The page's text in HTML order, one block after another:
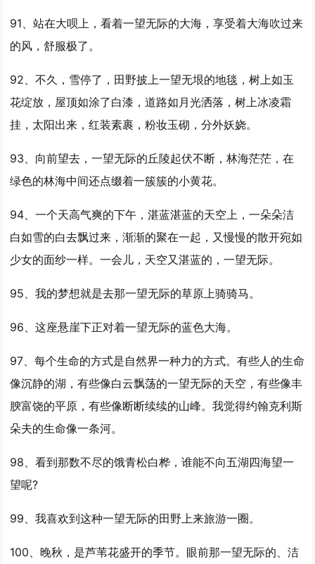
91、站在大呗上，看着一望无际的大海，享受着大海吹过来
的风，舒服极了。
92、不久，雪停了，田野披上一望无垠的地毯，树上如玉
花绽放，屋顶如涂了白漆，道路如月光洒落，树上冰凌霜
挂，太阳出来，红装素裹，粉妆玉砌，分外妖娆。
93、向前望去，一望无际的丘陵起伏不断，林海茫茫，在
绿色的林海中间还点缀着一簇簇的小黄花。
94、一个天高气爽的下午，湛蓝湛蓝的天空上，一朵朵洁
白如雪的白去飘过来，渐渐的聚在一起，又慢慢的散开宛如
少女的面纱一样。一会儿，天空又湛蓝的，一望无际。
95、我的梦想就是去那一望无际的草原上骑骑马。
96、这座悬崖下正对着一望无际的蓝色大海。
97、每个生命的方式是自然界一种力的方式。有些人的生命
像沉静的湖，有些像白云飘荡的一望无际的天空，有些像丰
腴富饶的平原，有些像断断续续的山峰。我觉得约翰克利斯
朵夫的生命像一条河。
98、看到那数不尽的饿青松白桦，谁能不向五湖四海望一
望呢?
99、我喜欢到这种一望无际的田野上来旅游一圈。
100、晚秋，是芦苇花盛开的季节。眼前那一望无际的、洁